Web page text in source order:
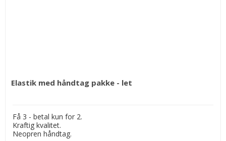
Elastik med håndtag pakke - let
Få 3 - betal kun for 2.
Kraftig kvalitet.
Neopren håndtag.